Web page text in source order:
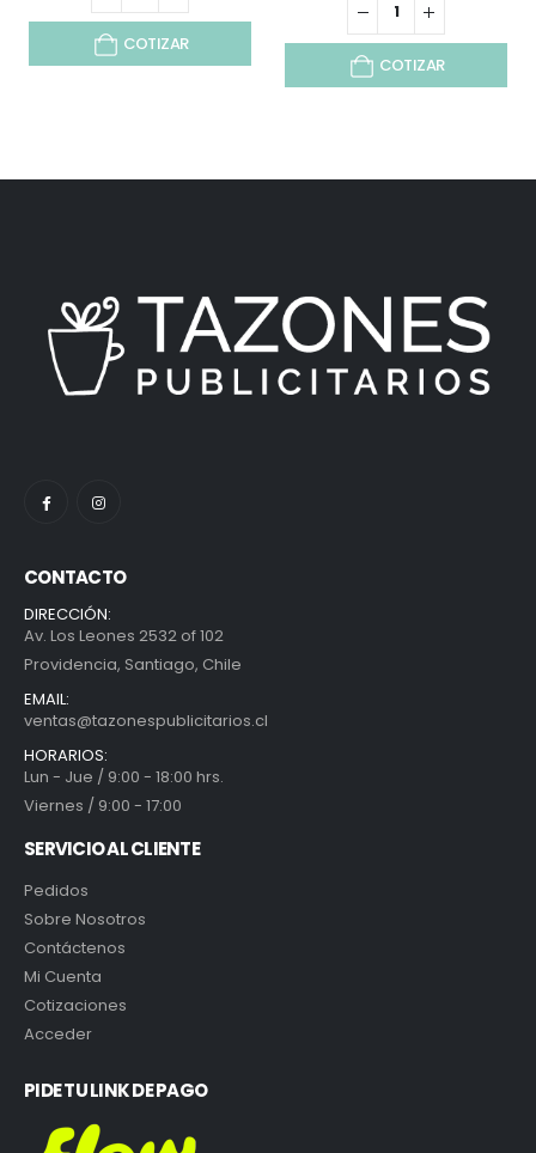
COTIZAR
COTIZAR
CONTACTO
DIRECCIÓN:
Av. Los Leones 2532 of 102
Providencia, Santiago, Chile
EMAIL:
ventas@tazonespublicitarios.cl
HORARIOS:
Lun - Jue / 9:00 - 18:00 hrs.
Viernes / 9:00 - 17:00
SERVICIO AL CLIENTE
Pedidos
Sobre Nosotros
Contáctenos
Mi Cuenta
Cotizaciones
Acceder
PIDE TU LINK DE PAGO